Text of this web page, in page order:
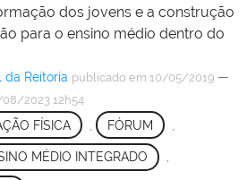
dos jovens e a construção
para o ensino médio dentro do
da Reitoria publicado em 10/05/2019 —
2023 12h54
FÍSICA FÓRUM
MÉDIO INTEGRADO ,